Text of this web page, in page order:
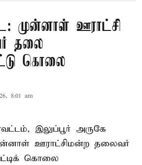
முன்னாள் ஊராட்சி
தலை
கொலை
8:01 am
இலுப்பூர் அருகே
ஊராட்சிமன்ற தலைவர்
கொலை